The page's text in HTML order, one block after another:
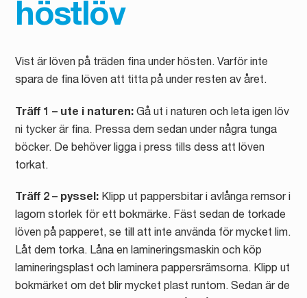
höstlöv
Vist är löven på träden fina under hösten. Varför inte
spara de fina löven att titta på under resten av året.
Träff 1 – ute i naturen: Gå ut i naturen och leta igen löv
ni tycker är fina. Pressa dem sedan under några tunga
böcker. De behöver ligga i press tills dess att löven
torkat.
Träff 2 – pyssel: Klipp ut pappersbitar i avlånga remsor i
lagom storlek för ett bokmärke. Fäst sedan de torkade
löven på papperet, se till att inte använda för mycket lim.
Låt dem torka. Låna en lamineringsmaskin och köp
lamineringsplast och laminera pappersrämsorna. Klipp ut
bokmärket om det blir mycket plast runtom. Sedan är de